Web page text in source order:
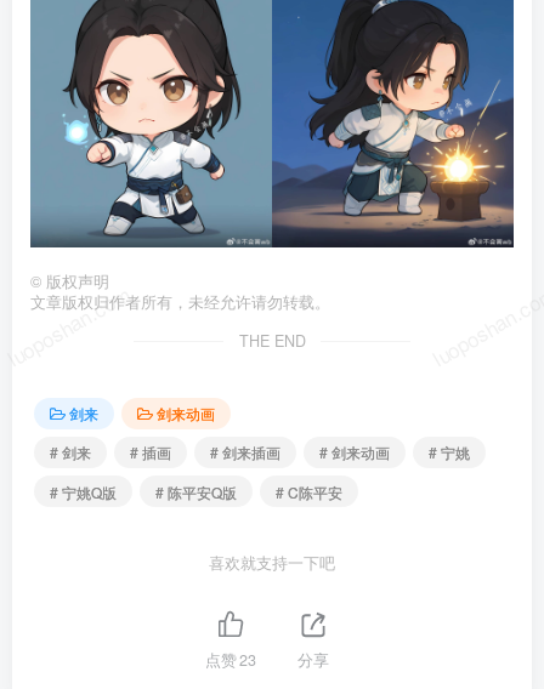
luoposhan.com
© 版权声明
文章版权归作者所有，未经允许请勿转载。
THE END
剑来
剑来动画
# 剑来
# 插画 # 剑来插画 # 剑来动画
# 宁姚
# 宁姚Q版
# 陈平安Q版 # C陈平安
喜欢就支持一下吧
点赞23 分享